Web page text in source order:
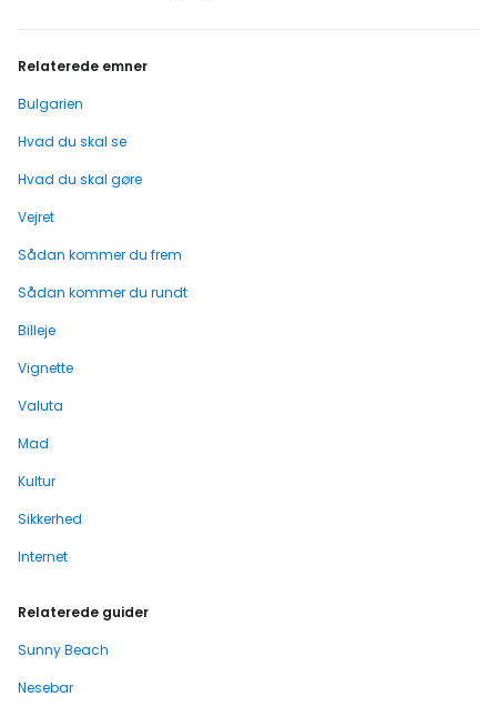
Relaterede emner
Bulgarien
Hvad du skal se
Hvad du skal gøre
Vejret
Sådan kommer du frem
Sådan kommer du rundt
Billeje
Vignette
Valuta
Mad
Kultur
Sikkerhed
Internet
Relaterede guider
Sunny Beach
Nesebar